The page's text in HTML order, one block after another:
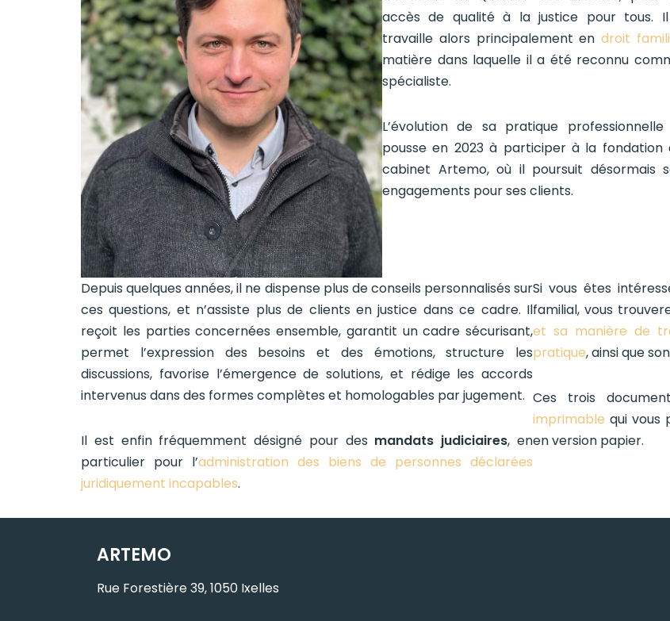
accès de qualité à la justice pour tous.
travaille alors principalement endroit
matière dans laquelle il a été reconnu
spécialiste.
L’évolution de sa pratique
pousse en 2023 à participer à la fondation
cabinet Artemo, où il poursuit désormais
engagements pour ses clients.
Depuis quelques années, il ne dispense plus de conseils personnalisés sur
ces questions, et n’assiste plus de clients en justice dans ce cadre. Il
reçoit les parties concernées ensemble, garantit un cadre sécurisant,
permet l’expression des besoins et des émotions, structure les
discussions, favorise l’émergence de solutions, et rédige les accords
intervenus dans des formes complètes et homologables par jugement.
Il est enfin fréquemment désigné pour des mandats judiciaires, en
particulier pour l’administration des biens de personnes déclarées
juridiquement incapables.
Si vous êtes
familial, vous
et sa manière de
pratique, ainsi que
Ces trois
imprimable qui vous
en version papier.
ARTEMO
Rue Forestière 39, 1050 Ixelles